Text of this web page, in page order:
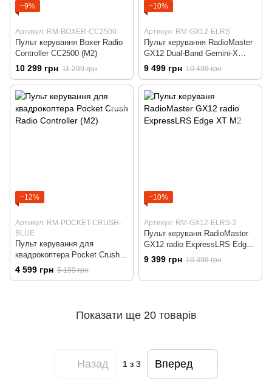
−9%
Артикул: RM-BOXER-CC2500
Пульт керування Boxer Radio
Controller CC2500 (M2)
10 299 грн 11 299 грн
−10%
Артикул: RM-GX12-ELRS
Пульт керування RadioMaster
GX12 Dual-Band Gemini-X
Radio Controller (M2) ELRS
9 499 грн 10 499 грн
−12%
Артикул: RM-POCKET-CRUSH-
BLUE
Пульт керування для
квадрокоптера Pocket Crush
Radio Controller (M2)
4 599 грн 5 199 грн
−10%
Артикул: RM-GX12-ELRS-2
Пульт керуваня RadioMaster
GX12 radio ExpressLRS Edge
XT M2
9 399 грн 10 399 грн
Показати ще 20 товарів
Назад 1з 3 Вперед